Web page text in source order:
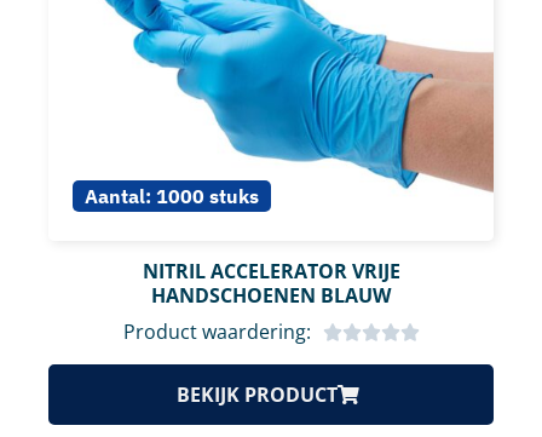
Aantal: 1000 stuks
NITRIL ACCELERATOR VRIJE
HANDSCHOENEN BLAUW
Product waardering:
BEKIJK PRODUCT